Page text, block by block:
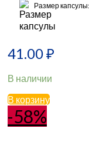
Размер
41.00₽
В наличии
В корзину
-58%